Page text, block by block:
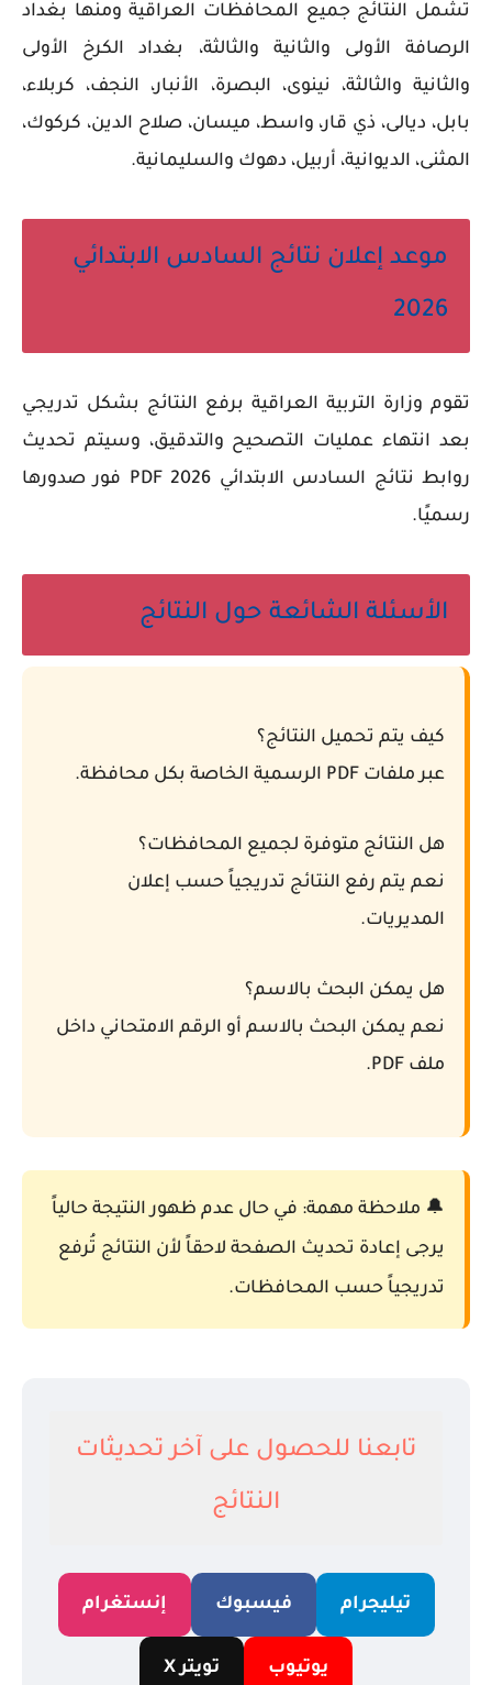
تشمل النتائج جميع المحافظات العراقية ومنها بغداد
الرصافة الأولى والثانية والثالثة، بغداد الكرخ الأولى
والثانية والثالثة، نينوى، البصرة، الأنبار، النجف، كربلاء،
بابل، ديالى، ذي قار، واسط، ميسان، صلاح الدين، كركوك،
المثنى، الديوانية، أربيل، دهوك والسليمانية.
موعد إعلان نتائج السادس الابتدائي
2026
تقوم وزارة التربية العراقية برفع النتائج بشكل تدريجي
بعد انتهاء عمليات التصحيح والتدقيق، وسيتم تحديث
روابط نتائج السادس الابتدائي 2026 PDF فور صدورها
رسميًا.
الأسئلة الشائعة حول النتائج
كيف يتم تحميل النتائج؟
عبر ملفات PDF الرسمية الخاصة بكل محافظة.
هل النتائج متوفرة لجميع المحافظات؟
نعم يتم رفع النتائج تدريجياً حسب إعلان
المديريات.
هل يمكن البحث بالاسم؟
نعم يمكن البحث بالاسم أو الرقم الامتحاني داخل
ملف PDF.
🔔 ملاحظة مهمة: في حال عدم ظهور النتيجة حالياً
يرجى إعادة تحديث الصفحة لاحقاً لأن النتائج تُرفع
تدريجياً حسب المحافظات.
تابعنا للحصول على آخر تحديثات
النتائج
تيليجرام فيسبوك إنستغرام
يوتيوب تويتر X